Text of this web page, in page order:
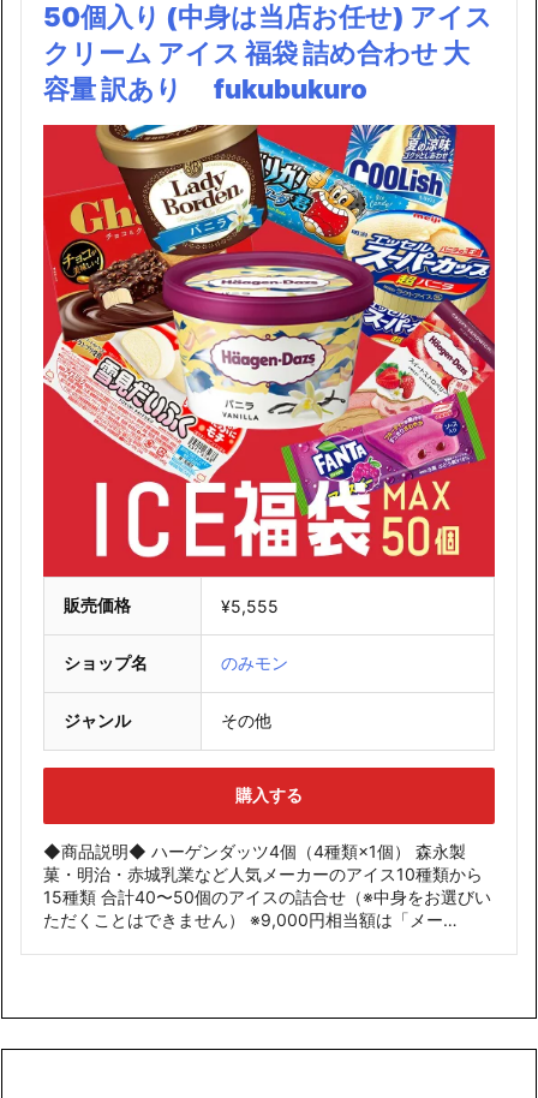
50個入り (中身は当店お任せ) アイス
クリーム アイス 福袋 詰め合わせ 大
容量 訳あり fukubukuro
販売価格 ¥5,555
ショップ名 のみモン
ジャンル その他
購入する
◆商品説明◆ ハーゲンダッツ4個（4種類×1個） 森永製
菓・明治・赤城乳業など人気メーカーのアイス10種類から
15種類 合計40〜50個のアイスの詰合せ（※中身をお選びい
ただくことはできません） ※9,000円相当額は「メー…